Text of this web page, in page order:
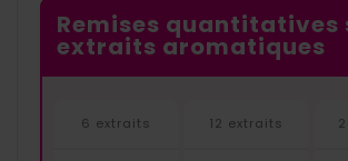
Remises quantitatives
extraits aromatiques
6 extraits 12 extraits